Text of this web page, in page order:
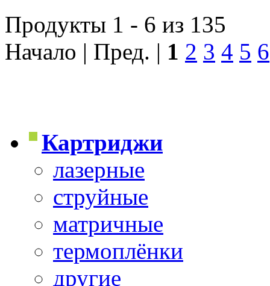
Продукты 1 - 6 из 135
Начало | Пред. | 1 2 3 4 5 6
Картриджи
лазерные
струйные
матричные
термоплёнки
другие